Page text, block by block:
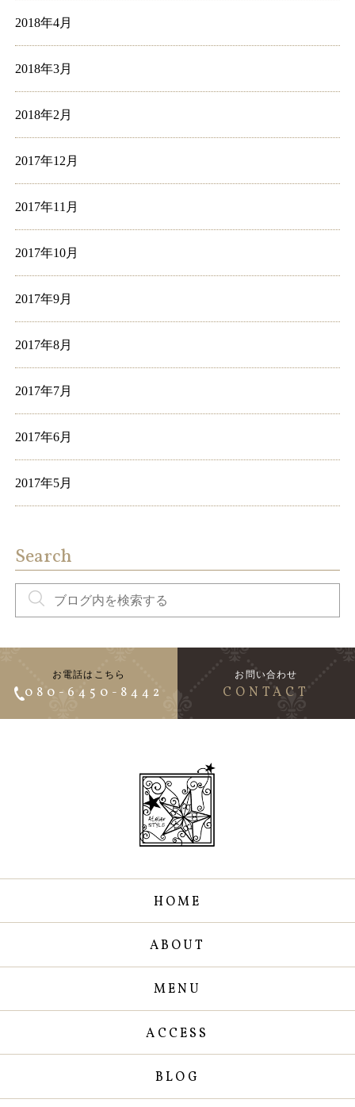
2018年4月
2018年3月
2018年2月
2017年12月
2017年11月
2017年10月
2017年9月
2017年8月
2017年7月
2017年6月
2017年5月
Search
お電話はこちら
080-6450-8442
お問い合わせ
CONTACT
HOME
ABOUT
MENU
ACCESS
BLOG